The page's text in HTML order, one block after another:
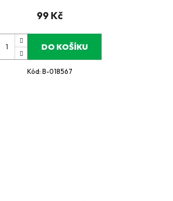
99 Kč
DO KOŠÍKU
Kód: B-018567